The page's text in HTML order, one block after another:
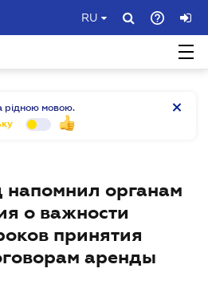
RU
рідною мовою.
напомнил органам
о важности
принятия
аренды